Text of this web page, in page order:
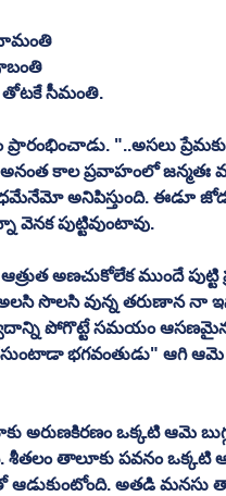
చామంతి
తోటకే సీమంతి.
ప్రారంభించాడు. "..అసలు
కాల ప్రవాహంలో జన్మతః
అనిపిస్తుంది. ఈడూ
వెనక పుట్టివుంటావు.
అణచుకోలేక ముందే
సొలసి వున్న తరుణాన నా
పోగొట్టే సమయం
భగవంతుడు" ఆగి
శీతలం తాలూకు పవనం
ఆడుకుంటోంది. అతడి మనసు